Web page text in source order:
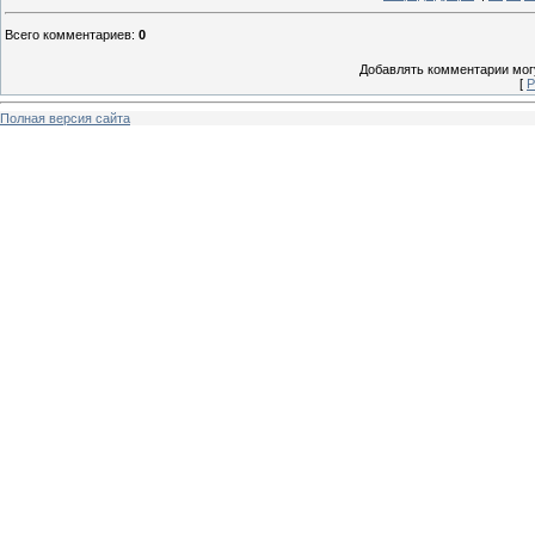
Всего комментариев: 0
Добавлять комментарии
[
Полная версия сайта